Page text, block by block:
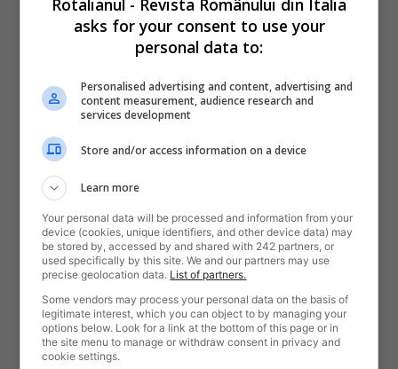
asks for your consent to use your
personal data to:
Personalised advertising and content, advertising and
content measurement, audience research and
services development
Store and/or access information on a device
Learn more
Your personal data will be processed and information from your
device (cookies, unique identifiers, and other device data) may
be stored by, accessed by and shared with 242 partners, or
used specifically by this site. We and our partners may use
precise geolocation data. List of partners.
Some vendors may process your personal data on the basis of
legitimate interest, which you can object to by managing your
options below. Look for a link at the bottom of this page or in
the site menu to manage or withdraw consent in privacy and
cookie settings.